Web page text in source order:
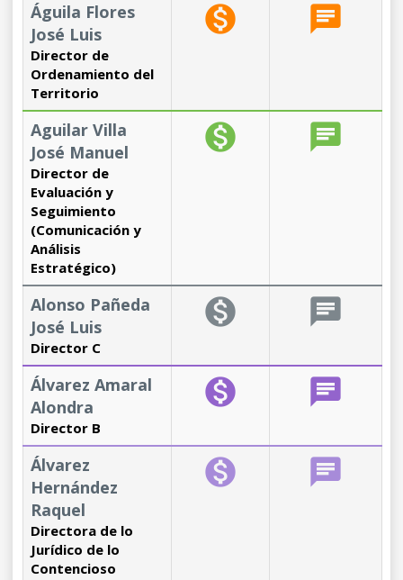
Águila Flores
José Luis
Director de
Ordenamiento del
Territorio
monetization_on chat
Aguilar Villa
José Manuel
Director de
Evaluación y
Seguimiento
(Comunicación y
Análisis
Estratégico)
monetization_on chat
Alonso Pañeda
José Luis
Director C
monetization_on chat
Álvarez Amaral
Alondra
Director B
monetization_on chat
Álvarez
Hernández
Raquel
Directora de lo
Jurídico de lo
Contencioso
monetization_on chat